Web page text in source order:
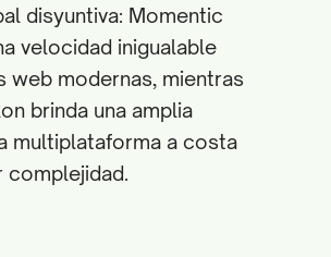
disyuntiva: Momentic
velocidad inigualable
web modernas, mientras
brinda una amplia
multiplataforma a costa
complejidad.